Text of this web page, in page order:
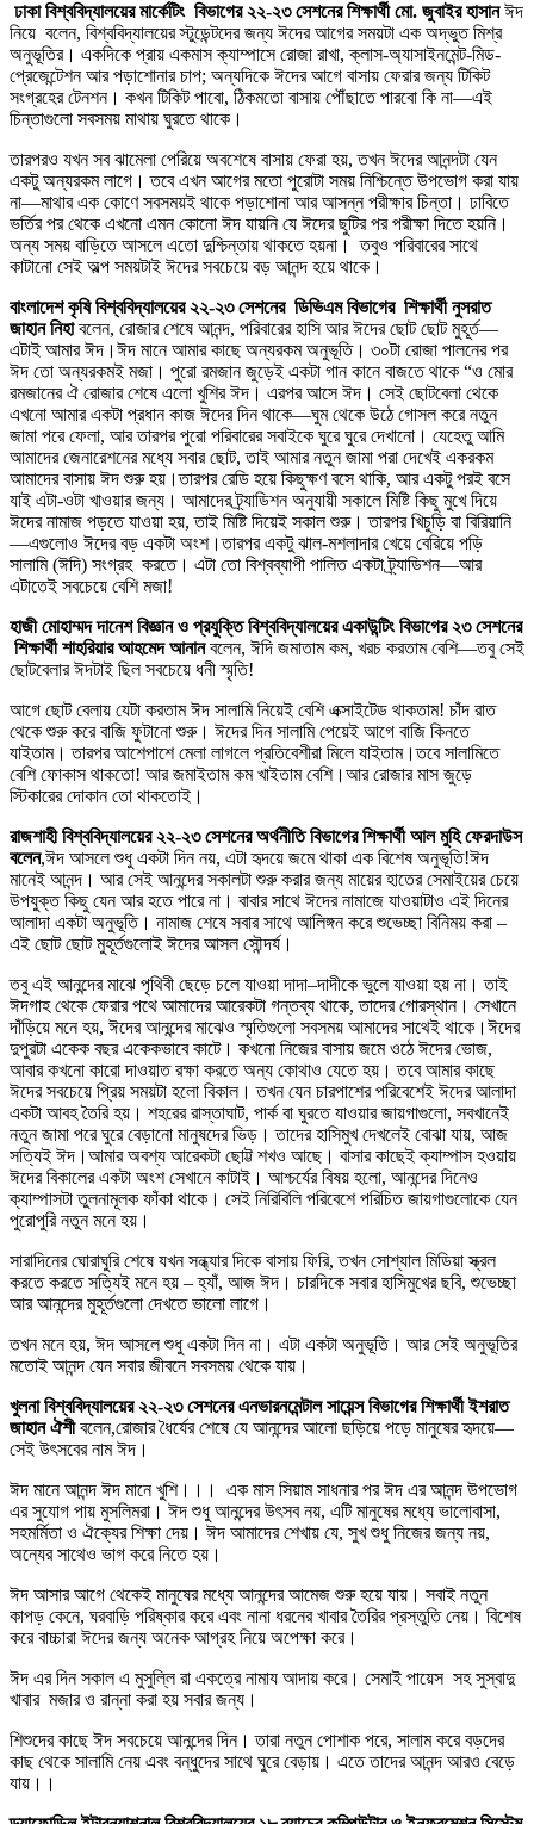
ঢাকা বিশ্ববিদ্যালয়ের মার্কেটিং বিভাগের ২২-২৩ সেশনের শিক্ষার্থী মো. জুবাইর হাসানঈদ
নিয়ে বলেন, বিশ্ববিদ্যালয়ের স্টুডেন্টদের জন্য ঈদের আগের সময়টা এক অদ্ভুত মিশ্র
অনুভূতির। একদিকে প্রায় একমাস ক্যাম্পাসে রোজা রাখা, ক্লাস-অ্যাসাইনমেন্ট-মিড-
প্রেজেন্টেশন আর পড়াশোনার চাপ; অন্যদিকে ঈদের আগে বাসায় ফেরার জন্য টিকিট
সংগ্রহের টেনশন। কখন টিকিট পাবো, ঠিকমতো বাসায় পৌঁছাতে পারবো কি না—এই
চিন্তাগুলো সবসময় মাথায় ঘুরতে থাকে।
তারপরও যখন সব ঝামেলা পেরিয়ে অবশেষে বাসায় ফেরা হয়, তখন ঈদের আনন্দটা যেন
একটু অন্যরকম লাগে। তবে এখন আগের মতো পুরোটা সময় নিশ্চিন্তে উপভোগ করা যায়
না—মাথার এক কোণে সবসময়ই থাকে পড়াশোনা আর আসন্ন পরীক্ষার চিন্তা। ঢাবিতে
ভর্তির পর থেকে এখনো এমন কোনো ঈদ যায়নি যে ঈদের ছুটির পর পরীক্ষা দিতে হয়নি।
অন্য সময় বাড়িতে আসলে এতো দুশ্চিন্তায় থাকতে হয়না। তবুও পরিবারের সাথে
কাটানো সেই অল্প সময়টাই ঈদের সবচেয়ে বড় আনন্দ হয়ে থাকে।
বাংলাদেশ কৃষি বিশ্ববিদ্যালয়ের ২২-২৩ সেশনের ডিভিএম বিভাগের শিক্ষার্থী নুসরাত
জাহান নিহাবলেন, রোজার শেষে আনন্দ, পরিবারের হাসি আর ঈদের ছোট ছোট মুহূর্ত—
এটাই আমার ঈদ।ঈদ মানে আমার কাছে অন্যরকম অনুভূতি। ৩০টা রোজা পালনের পর
ঈদ তো অন্যরকমই মজা। পুরো রমজান জুড়েই একটা গান কানে বাজতে থাকে “ও মোর
রমজানের ঐ রোজার শেষে এলো খুশির ঈদ। এরপর আসে ঈদ। সেই ছোটবেলা থেকে
এখনো আমার একটা প্রধান কাজ ঈদের দিন থাকে—ঘুম থেকে উঠে গোসল করে নতুন
জামা পরে ফেলা, আর তারপর পুরো পরিবারের সবাইকে ঘুরে ঘুরে দেখানো। যেহেতু আমি
আমাদের জেনারেশনের মধ্যে সবার ছোট, তাই আমার নতুন জামা পরা দেখেই একরকম
আমাদের বাসায় ঈদ শুরু হয়।তারপর রেডি হয়ে কিছুক্ষণ বসে থাকি, আর একটু পরই বসে
যাই এটা-ওটা খাওয়ার জন্য। আমাদের ট্র্যাডিশন অনুযায়ী সকালে মিষ্টি কিছু মুখে দিয়ে
ঈদের নামাজ পড়তে যাওয়া হয়, তাই মিষ্টি দিয়েই সকাল শুরু। তারপর খিচুড়ি বা বিরিয়ানি
—এগুলোও ঈদের বড় একটা অংশ।তারপর একটু ঝাল-মশলাদার খেয়ে বেরিয়ে পড়ি
সালামি (ঈদি) সংগ্রহ করতে। এটা তো বিশ্বব্যাপী পালিত একটা ট্র্যাডিশন—আর
এটাতেই সবচেয়ে বেশি মজা!
হাজী মোহাম্মদ দানেশ বিজ্ঞান ও প্রযুক্তি বিশ্ববিদ্যালয়ের একাউন্টিং বিভাগের ২৩ সেশনের
শিক্ষার্থী শাহরিয়ার আহমেদ আনানবলেন, ঈদি জমাতাম কম, খরচ করতাম বেশি—তবু সেই
ছোটবেলার ঈদটাই ছিল সবচেয়ে ধনী স্মৃতি!
আগে ছোট বেলায় যেটা করতাম ঈদ সালামি নিয়েই বেশি এক্সাইটেড থাকতাম! চাঁদ রাত
থেকে শুরু করে বাজি ফুটানো শুরু। ঈদের দিন সালামি পেয়েই আগে বাজি কিনতে
যাইতাম। তারপর আশেপাশে মেলা লাগলে প্রতিবেশীরা মিলে যাইতাম।তবে সালামিতে
বেশি ফোকাস থাকতো! আর জমাইতাম কম খাইতাম বেশি।আর রোজার মাস জুড়ে
স্টিকারের দোকান তো থাকতোই।
রাজশাহী বিশ্ববিদ্যালয়ের ২২-২৩ সেশনের অর্থনীতি বিভাগের শিক্ষার্থী আল মুহি ফেরদাউস
বলেন,ঈদ আসলে শুধু একটা দিন নয়, এটা হৃদয়ে জমে থাকা এক বিশেষ অনুভূতি!ঈদ
মানেই আনন্দ। আর সেই আনন্দের সকালটা শুরু করার জন্য মায়ের হাতের সেমাইয়ের চেয়ে
উপযুক্ত কিছু যেন আর হতে পারে না। বাবার সাথে ঈদের নামাজে যাওয়াটাও এই দিনের
আলাদা একটা অনুভূতি। নামাজ শেষে সবার সাথে আলিঙ্গন করে শুভেচ্ছা বিনিময় করা –
এই ছোট ছোট মুহূর্তগুলোই ঈদের আসল সৌন্দর্য।
তবু এই আনন্দের মাঝে পৃথিবী ছেড়ে চলে যাওয়া দাদা–দাদীকে ভুলে যাওয়া হয় না। তাই
ঈদগাহ থেকে ফেরার পথে আমাদের আরেকটা গন্তব্য থাকে, তাদের গোরস্থান। সেখানে
দাঁড়িয়ে মনে হয়, ঈদের আনন্দের মাঝেও স্মৃতিগুলো সবসময় আমাদের সাথেই থাকে।ঈদের
দুপুরটা একেক বছর একেকভাবে কাটে। কখনো নিজের বাসায় জমে ওঠে ঈদের ভোজ,
আবার কখনো কারো দাওয়াত রক্ষা করতে অন্য কোথাও যেতে হয়। তবে আমার কাছে
ঈদের সবচেয়ে প্রিয় সময়টা হলো বিকাল। তখন যেন চারপাশের পরিবেশেই ঈদের আলাদা
একটা আবহ তৈরি হয়। শহরের রাস্তাঘাট, পার্ক বা ঘুরতে যাওয়ার জায়গাগুলো, সবখানেই
নতুন জামা পরে ঘুরে বেড়ানো মানুষদের ভিড়। তাদের হাসিমুখ দেখলেই বোঝা যায়, আজ
সত্যিই ঈদ।আমার অবশ্য আরেকটা ছোট্ট শখও আছে। বাসার কাছেই ক্যাম্পাস হওয়ায়
ঈদের বিকালের একটা অংশ সেখানে কাটাই। আশ্চর্যের বিষয় হলো, আনন্দের দিনেও
ক্যাম্পাসটা তুলনামূলক ফাঁকা থাকে। সেই নিরিবিলি পরিবেশে পরিচিত জায়গাগুলোকে যেন
পুরোপুরি নতুন মনে হয়।
সারাদিনের ঘোরাঘুরি শেষে যখন সন্ধ্যার দিকে বাসায় ফিরি, তখন সোশ্যাল মিডিয়া স্ক্রল
করতে করতে সত্যিই মনে হয় – হ্যাঁ, আজ ঈদ। চারদিকে সবার হাসিমুখের ছবি, শুভেচ্ছা
আর আনন্দের মুহূর্তগুলো দেখতে ভালো লাগে।
তখন মনে হয়, ঈদ আসলে শুধু একটা দিন না। এটা একটা অনুভূতি। আর সেই অনুভূতির
মতোই আনন্দ যেন সবার জীবনে সবসময় থেকে যায়।
খুলনা বিশ্ববিদ্যালয়ের ২২-২৩ সেশনের এনভারনমেন্টাল সায়েন্স বিভাগের শিক্ষার্থী ইশরাত
জাহান ঐশীবলেন,রোজার ধৈর্যের শেষে যে আনন্দের আলো ছড়িয়ে পড়ে মানুষের হৃদয়ে—
সেই উৎসবের নাম ঈদ।
ঈদ মানে আনন্দ ঈদ মানে খুশি।।। এক মাস সিয়াম সাধনার পর ঈদ এর আনন্দ উপভোগ
এর সুযোগ পায় মুসলিমরা। ঈদ শুধু আনন্দের উৎসব নয়, এটি মানুষের মধ্যে ভালোবাসা,
সহমর্মিতা ও ঐক্যের শিক্ষা দেয়। ঈদ আমাদের শেখায় যে, সুখ শুধু নিজের জন্য নয়,
অন্যের সাথেও ভাগ করে নিতে হয়।
ঈদ আসার আগে থেকেই মানুষের মধ্যে আনন্দের আমেজ শুরু হয়ে যায়। সবাই নতুন
কাপড় কেনে, ঘরবাড়ি পরিষ্কার করে এবং নানা ধরনের খাবার তৈরির প্রস্তুতি নেয়। বিশেষ
করে বাচ্চারা ঈদের জন্য অনেক আগ্রহ নিয়ে অপেক্ষা করে।
ঈদ এর দিন সকাল এ মুসুল্লি রা একত্রে নামায আদায় করে। সেমাই পায়েস সহ সুস্বাদু
খাবার মজার ও রান্না করা হয় সবার জন্য।
শিশুদের কাছে ঈদ সবচেয়ে আনন্দের দিন। তারা নতুন পোশাক পরে, সালাম করে বড়দের
কাছ থেকে সালামি নেয় এবং বন্ধুদের সাথে ঘুরে বেড়ায়। এতে তাদের আনন্দ আরও বেড়ে
যায়।।